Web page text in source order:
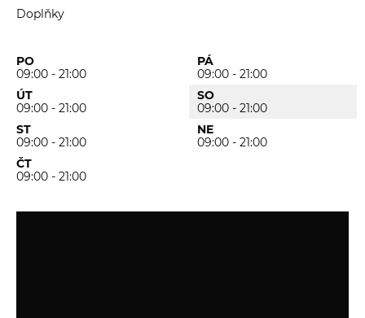
Doplňky
PO
09:00 - 21:00
ÚT
09:00 - 21:00
ST
09:00 - 21:00
ČT
09:00 - 21:00
PÁ
09:00 - 21:00
SO
09:00 - 21:00
NE
09:00 - 21:00